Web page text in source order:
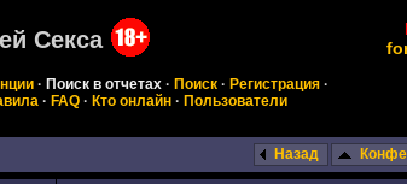
Секса
· Поиск в отчетах· Поиск· Регистрация·
· FAQ · Кто онлайн · Пользователи
Назад